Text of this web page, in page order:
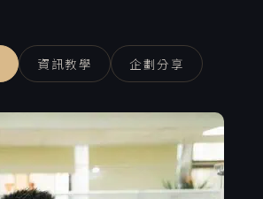
資訊教學 企劃分享